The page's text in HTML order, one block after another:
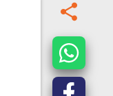
share